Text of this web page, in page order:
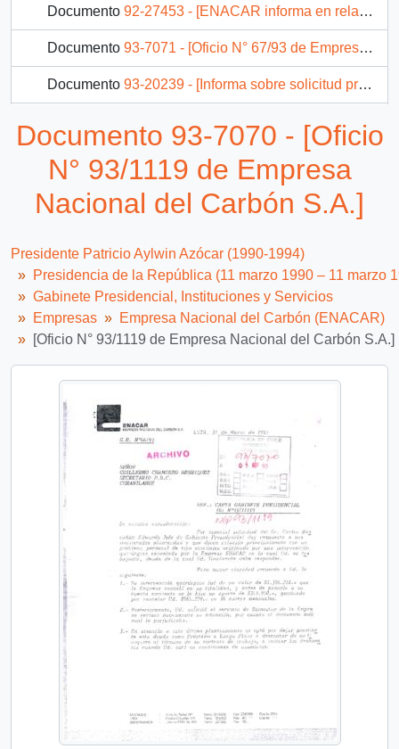
Documento 92-27453 - [ENACAR informa en relación al retiro voluntario de trabajadores]
Documento 93-7071 - [Oficio N° 67/93 de Empresa Nacional del Carbón S.A.]
Documento 93-20239 - [Informa sobre solicitud presentada por la Directiva del Sindicato de Trabajadores de la Sociedad Minera Copar Ltda.]
10-7-8 - Carta de la Empresa Nacional del Carbón S.A.
2 más...
Documento 93-7070 - [Oficio
N° 93/1119 de Empresa
Nacional del Carbón S.A.]
Presidente Patricio Aylwin Azócar (1990-1994)
Presidencia de la República (11 marzo 1990 – 11 marzo
Gabinete Presidencial, Instituciones y Servicios
Empresas
Empresa Nacional del Carbón (ENACAR)
[Oficio N° 93/1119 de Empresa Nacional del Carbón S.A.]